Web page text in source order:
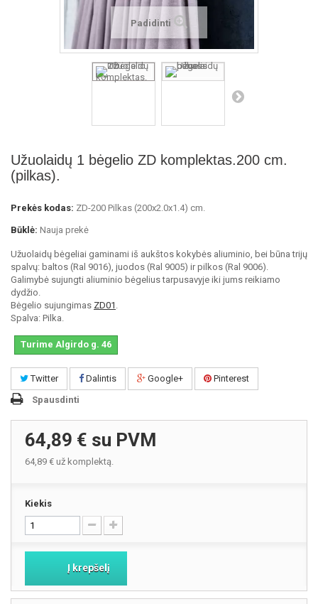
Padidinti
Užuolaidų 1 bėgelio ZD komplektas.200 cm.
(pilkas).
Prekės kodas: ZD-200 Pilkas (200x2.0x1.4) cm.
Būklė: Nauja prekė
Užuolaidų bėgeliai gaminami iš aukštos kokybės aliuminio, bei būna trijų
spalvų: baltos (Ral 9016), juodos (Ral 9005) ir pilkos (Ral 9006).
Galimybė sujungti aliuminio bėgelius tarpusavyje iki jums reikiamo
dydžio.
Bėgelio sujungimas ZD01 .
Spalva: Pilka.
Turime Algirdo g. 46
Twitter Dalintis Google+
Pinterest
Spausdinti
64,89 € su PVM
64,89 € už komplektą.
Kiekis
Į krepšelį